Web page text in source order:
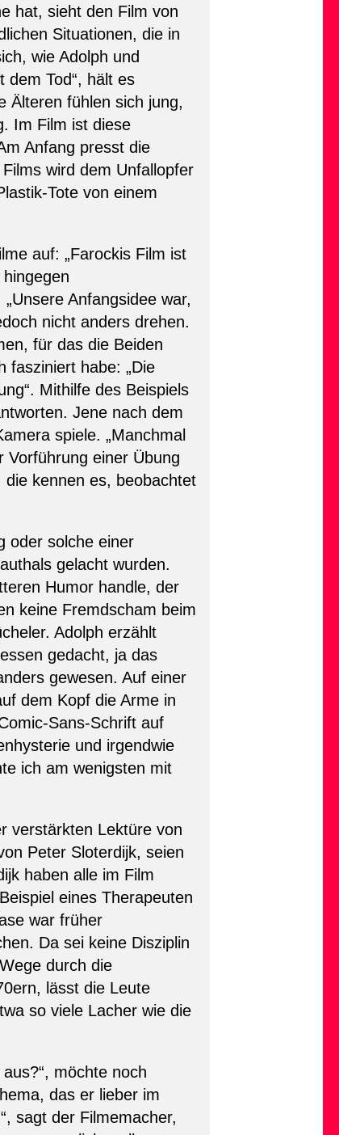
hat, sieht den Film von
Situationen, die in
wie Adolph und
dem Tod“, hält es
Älteren fühlen sich jung,
Im Film ist diese
Anfang presst die
wird dem Unfallopfer
Tote von einem
auf: „Farockis Film ist
Anfangsidee war,
nicht anders drehen.
für das die Beiden
fasziniert habe: „Die
Mithilfe des Beispiels
Jene nach dem
spiele. „Manchmal
Vorführung einer Übung
kennen es, beobachtet
oder solche einer
gelacht wurden.
Humor handle, der
keine Fremdscham beim
Adolph erzählt
gedacht, ja das
gewesen. Auf einer
dem Kopf die Arme in
Sans-Schrift auf
und irgendwie
ich am wenigsten mit
verstärkten Lektüre von
Peter Sloterdijk, seien
haben alle im Film
eines Therapeuten
war früher
Da sei keine Disziplin
durch die
lässt die Leute
so viele Lacher wie die
möchte noch
das er lieber im
sagt der Filmemacher,